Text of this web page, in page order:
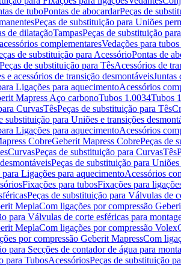
de tuboPontas de abocardarPeças de
Peças de substituição para Uniões
de dilataçãoTampasPeças de substituição
complementaresVedações para
de substituição para AcessórioPontas de
Peças de substituição para TêsAcessórios de
e acessórios de transição desmontáveisJuntas
Ligações para aquecimentoAcessórios
Mapress Aço carbonoTubos 1.0034Tubos
CurvasTêsPeças de substituição para Tês
substituição para Uniões e transições
Ligações para aquecimentoAcessórios
CobreGeberit Mapress CobrePeças de
CurvasPeças de substituição para CurvasTês
Peças de substituição para
Ligações para aquecimentoAcessórios
Fixações para tubosFixações para
Peças de substituição para Válvulas de
MeplaCom ligações por compressão
para Válvulas de corte esféricas para
MeplaCom ligações por compressão Volex
por compressão Geberit MapressCom
para Secções de contador de água para
para TubosAcessóriosPeças de substituição